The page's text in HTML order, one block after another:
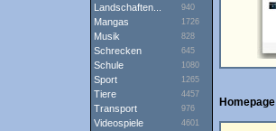
Landschaften... 940
Mangas 1726
Musik 828
Schrecken 645
Schule 1080
Sport 1265
Tiere 4457
Transport 976
Videospiele 4601
Homepage